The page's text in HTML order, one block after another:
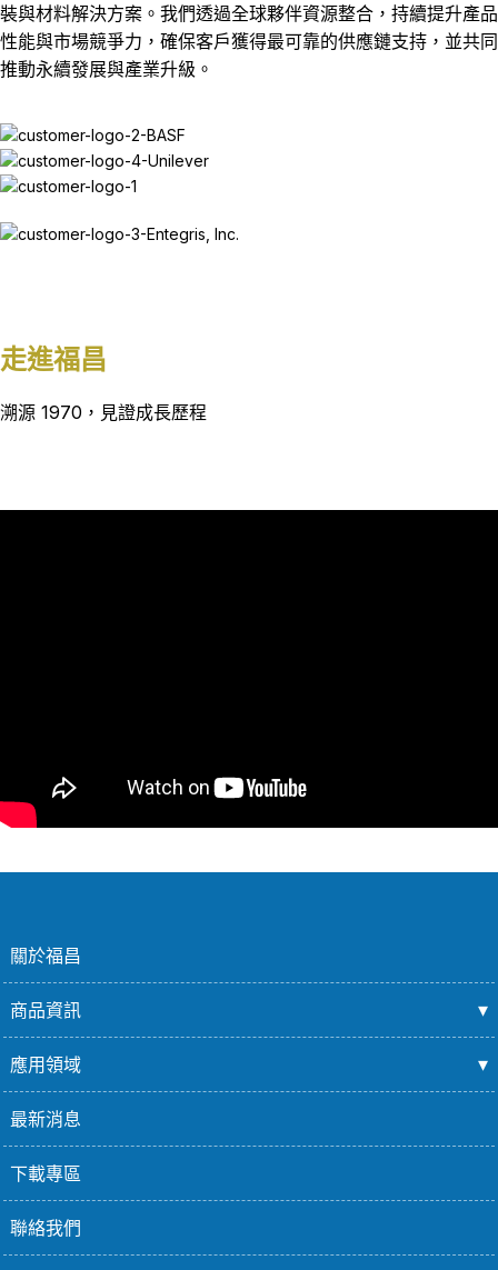
裝與材料解決方案。我們透過全球夥伴資源整合，持續提升產品
性能與市場競爭力，確保客戶獲得最可靠的供應鏈支持，並共同
推動永續發展與產業升級。
走進福昌
溯源 1970，見證成長歷程
關於福昌
商品資訊
應用領域
最新消息
下載專區
聯絡我們